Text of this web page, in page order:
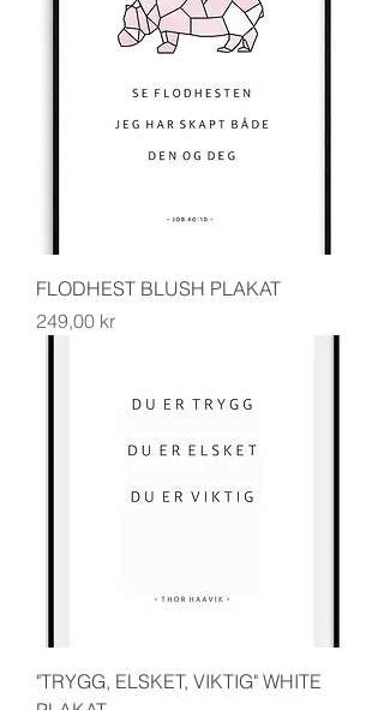
FLODHEST BLUSH PLAKAT
Pris
249,00 kr
"TRYGG, ELSKET, VIKTIG" WHITE